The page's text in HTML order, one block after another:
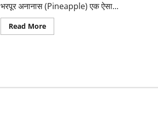
भरपूर अनानास (Pineapple) एक ऐसा...
Read MoreRead
more
के